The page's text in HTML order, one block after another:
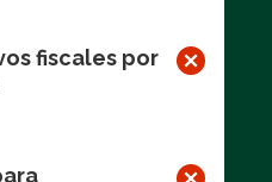
fiscales por